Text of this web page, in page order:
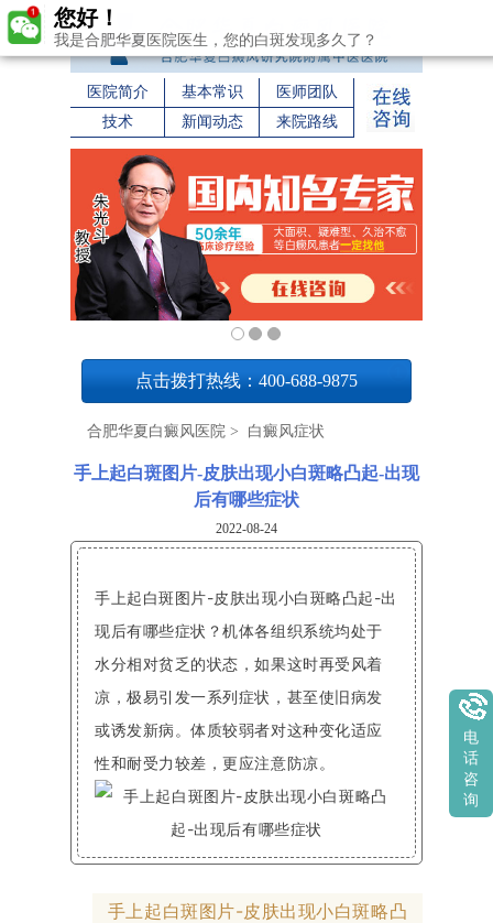
医院简介 基本常识
医师团队
技术
新闻动态 来院路线
点击拨打热线：400-688-9875
合肥华夏白癜风医院 > 白癜风症状
手上起白斑图片-皮肤出现小白斑略凸起-出现
后有哪些症状
2022-08-24
手上起白斑图片-皮肤出现小白斑略凸起-出
现后有哪些症状？机体各组织系统均处于
水分相对贫乏的状态，如果这时再受风着
凉，极易引发一系列症状，甚至使旧病发
或诱发新病。体质较弱者对这种变化适应
性和耐受力较差，更应注意防凉。
手上起白斑图片-皮肤出现小白斑略凸
您好！
我是合肥华夏医院医生，您的白斑发现多久了？
电
话
咨
询